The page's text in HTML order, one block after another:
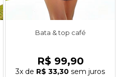
Bata & top café
R$ 99,90
3x de R$ 33,30 sem juros